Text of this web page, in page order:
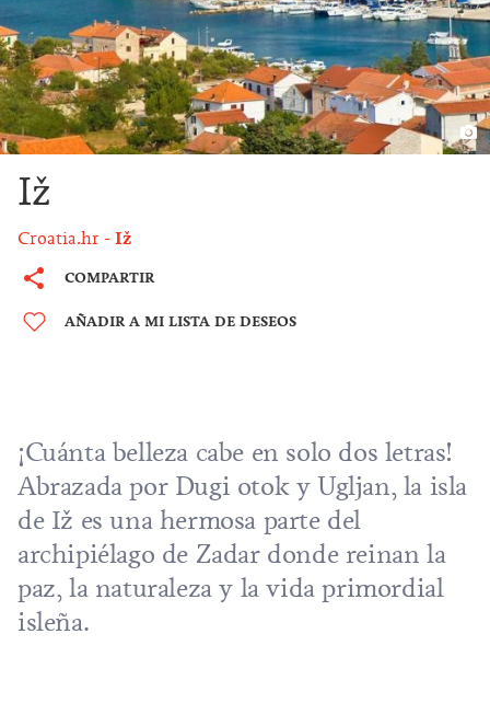
Iž
Croatia.hr Iž
COMPARTIR
AÑADIR A MI LISTA DE DESEOS
¡Cuánta belleza cabe en solo dos letras!
Abrazada por Dugi otok y Ugljan, la isla
de Iž es una hermosa parte del
archipiélago de Zadardonde reinan la
paz, la naturaleza y la vida primordial
isleña.